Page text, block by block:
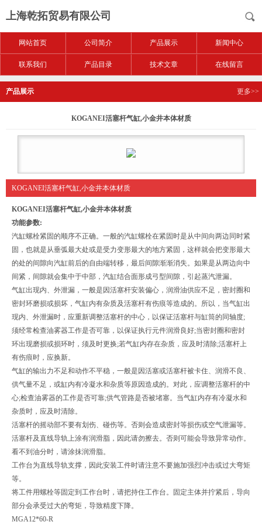
上海乾拓贸易有限公司
网站首页 公司简介 产品展示 新闻中心
联系我们 产品目录 技术文章 在线留言
产品展示 更多>>
KOGANEI活塞杆气缸,小金井本体材质
KOGANEI活塞杆气缸,小金井本体材质
KOGANEI活塞杆气缸,小金井本体材质
功能参数:
汽缸螺栓紧固的顺序不正确。一般的汽缸螺栓在紧固时是从中间向两边同时紧
固，也就是从垂弧最大处或是受力变形最大的地方紧固，这样就会把变形最大
的处的间隙向汽缸前后的自由端转移，最后间隙渐渐消失。如果是从两边向中
间紧，间隙就会集中于中部，汽缸结合面形成弓型间隙，引起蒸汽泄漏。
气缸出现内、外泄漏，一般是因活塞杆安装偏心，润滑油供应不足，密封圈和
密封环磨损或损坏，气缸内有杂质及活塞杆有伤痕等造成的。所以，当气缸出
现内、外泄漏时，应重新调整活塞杆的中心，以保证活塞杆与缸筒的同轴度;
须经常检查油雾器工作是否可靠，以保证执行元件润滑良好;当密封圈和密封
环出现磨损或损环时，须及时更换;若气缸内存在杂质，应及时清除;活塞杆上
有伤痕时，应换新。
气缸的输出力不足和动作不平稳，一般是因活塞或活塞杆被卡住、润滑不良、
供气量不足，或缸内有冷凝水和杂质等原因造成的。对此，应调整活塞杆的中
心;检查油雾器的工作是否可靠;供气管路是否被堵塞。当气缸内存有冷凝水和
杂质时，应及时清除。
活塞杆的摇动部不要有划伤、碰伤等。否则会造成密封等损伤或空气泄漏等。
活塞杆及直线导轨上涂有润滑脂，因此请勿擦去。否则可能会导致异常动作。
看不到油分时，请涂抹润滑脂。
工作台为直线导轨支撑，因此安装工件时请注意不要施加强烈冲击或过大弯矩
等。
将工件用螺栓等固定到工作台时，请把持住工作台。固定主体并拧紧后，导向
部分会承受过大的弯矩，导致精度下降。
MGA12*60-R